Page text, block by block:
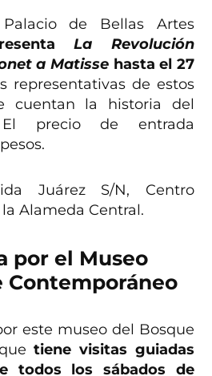
de Bellas Artes
La Revolución
a Matisse hasta el 27
representativas de estos
cuentan la historia del
El precio de entrada
Juárez S/N, Centro
Alameda Central.
por el Museo
Contemporáneo
este museo del Bosque
quetiene visitas guiadas
todos los sábados de